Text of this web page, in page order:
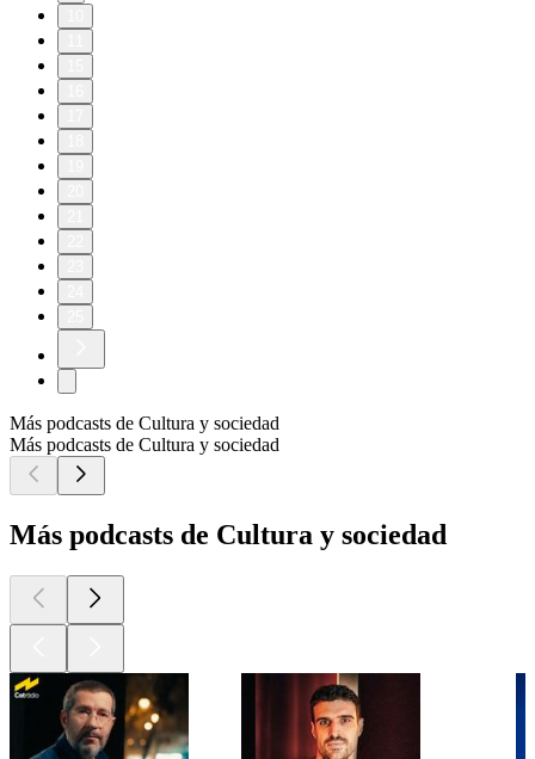
Más podcasts de Cultura y sociedad
Más podcasts de Cultura y sociedad
Más podcasts de Cultura y sociedad